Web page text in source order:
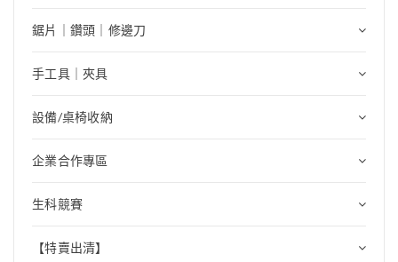
鋸片｜鑽頭｜修邊刀
手工具｜夾具
設備/桌椅收納
企業合作專區
生科競賽
【特賣出清】